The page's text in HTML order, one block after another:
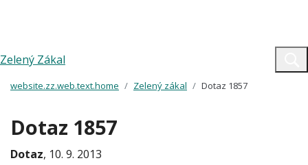
Zelený Zákal
website.zz.web.text.home Zelený zákal Dotaz 1857
Dotaz 1857
Dotaz, 10. 9. 2013